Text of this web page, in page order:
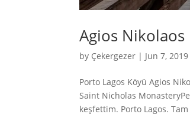
Agios
by Çekergezer | Jun 7, 2019
Porto Lagos Köyü Agios
Saint Nicholas
keşfettim. Porto Lagos.